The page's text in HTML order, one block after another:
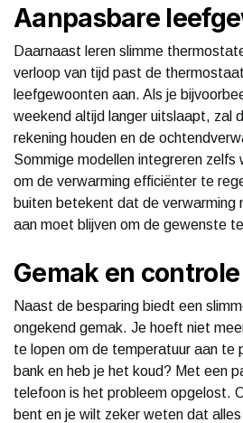
Aanpasbare
Daarnaast leren slimme
verloop van tijd past de
leefgewoonten aan. Als je
weekend altijd langer uitslaapt, zal
rekening houden en de
Sommige modellen integreren zelfs
om de verwarming efficiënter te
buiten betekent dat de verwarming
aan moet blijven om de gewenste
Gemak en controle
Naast de besparing biedt een
ongekend gemak. Je hoeft niet
te lopen om de temperatuur aan te
bank en heb je het koud? Met een
telefoon is het probleem opgelost.
bent en je wilt zeker weten dat